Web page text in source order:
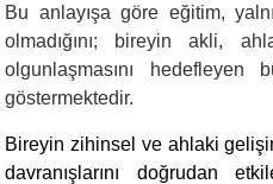
Bu anlayışa göre eğitim,
olmadığını; bireyin akli,
olgunlaşmasını
göstermektedir.
Bireyin zihinsel ve ahlaki
davranışlarını doğrudan